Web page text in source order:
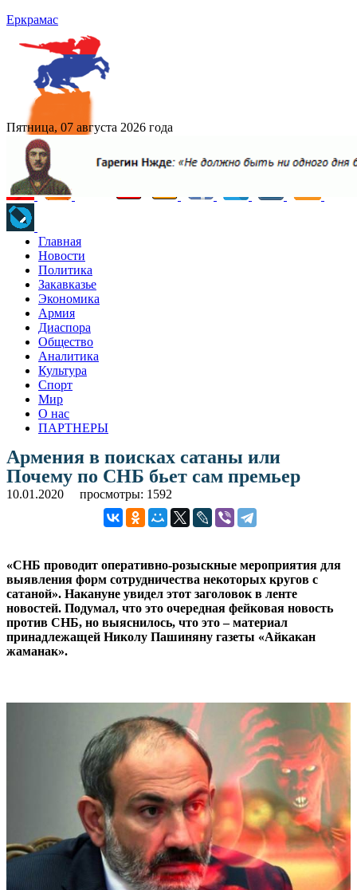
Еркрамас
Пятница, 07 августа 2026 года
Главная
Новости
Политика
Закавказье
Экономика
Армия
Диаспора
Общество
Аналитика
Культура
Спорт
Мир
О нас
ПАРТНЕРЫ
Армения в поисках сатаны или
Почему по СНБ бьет сам премьер
10.01.2020 просмотры: 1592
«СНБ проводит оперативно-розыскные мероприятия для
выявления форм сотрудничества некоторых кругов с
сатаной». Накануне увидел этот заголовок в ленте
новостей. Подумал, что это очередная фейковая новость
против СНБ, но выяснилось, что это – материал
принадлежащей Николу Пашиняну газеты «Айкакан
жаманак».